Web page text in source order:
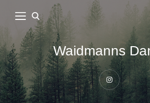
Waidmanns
Instagram